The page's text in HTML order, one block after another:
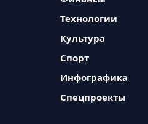
Технологии
Культура
Спорт
Инфографика
Спецпроекты